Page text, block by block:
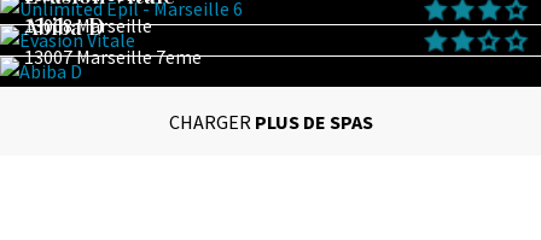
13008 Marseille
Abiba D
13007 Marseille 7eme
CHARGER PLUS DE SPAS